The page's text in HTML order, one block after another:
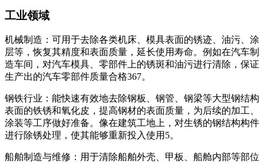
工业领域
机械制造：可用于去除各类机床、模具表面的锈迹、油污、涂
层等，恢复其精度和表面质量，延长使用寿命。例如在汽车制
造车间，对汽车模具、零部件上的锈斑和油污进行清除，保证
生产出的汽车零部件质量合格367。
钢铁行业：能快速有效地去除钢板、钢管、钢梁等大型钢结构
表面的铁锈和氧化皮，提高钢材的表面质量，为后续的加工、
涂装等工序做好准备。像在建筑工地上，对生锈的钢结构构件
进行除锈处理，使其能够重新投入使用5。
船舶制造与维修：用于清除船舶外壳、甲板、船舱内部等部位